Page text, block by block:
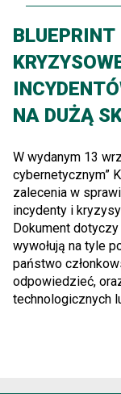
NA DUŻĄ
W wydanym 13
cybernetycznym”
zalecenia w
incydenty i
Dokument
wywołują na tyle
państwo
odpowiedzieć,
technologicznych